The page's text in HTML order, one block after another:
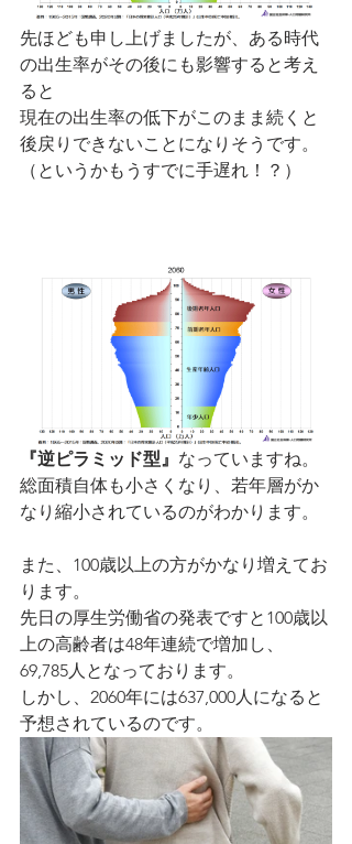
先ほども申し上げましたが、ある時代
の出生率がその後にも影響すると考え
ると
現在の出生率の低下がこのまま続くと
後戻りできないことになりそうです。
（というかもうすでに手遅れ！？）
『逆ピラミッド型』 なっていますね。
総面積自体も小さくなり、若年層がか
なり縮小されているのがわかります。
また、100歳以上の方がかなり増えてお
ります。
先日の厚生労働省の発表ですと100歳以
上の高齢者は48年連続で増加し、
69,785人となっております。
しかし、2060年には637,000人になると
予想されているのです。